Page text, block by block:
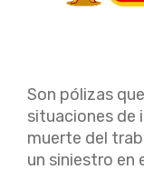
Son pólizas
situaciones de
muerte del
un siniestro en